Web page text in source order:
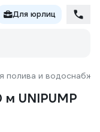
Для юрлиц
полива и
UNIPUMP